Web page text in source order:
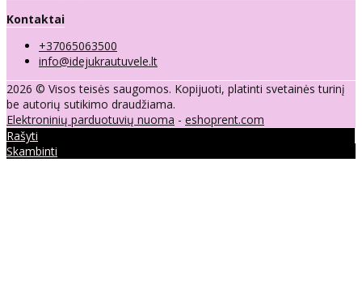
Kontaktai
+37065063500
info@idejukrautuvele.lt
2026 © Visos teisės saugomos. Kopijuoti, platinti svetainės turinį
be autorių sutikimo draudžiama.
Elektroninių parduotuvių nuoma - eshoprent.com
Rašyti
Skambinti